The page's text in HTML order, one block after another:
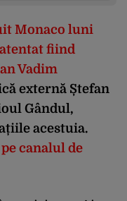
Monaco luni
fiind
Vadim
externă Ștefan
Gândul,
acestuia.
canalul de